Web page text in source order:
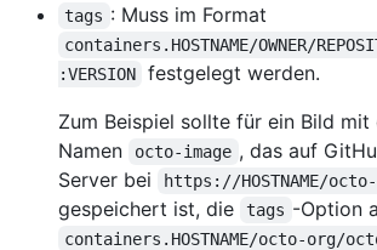
tags : Muss im Format
containers.HOSTNAME/OWNER/
:VERSION
festgelegt werden.
Zum Beispiel sollte für ein Bild mit
Namen
octo-image , das auf
Server bei
https://HOSTNAME/
gespeichert ist, die tags -Option
containers.HOSTNAME/octo-org/